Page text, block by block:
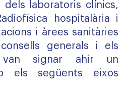
dels laboratoris clínics,
hospitalària i
i àrees sanitàries
generals i els
van signar ahir un
els següents eixos